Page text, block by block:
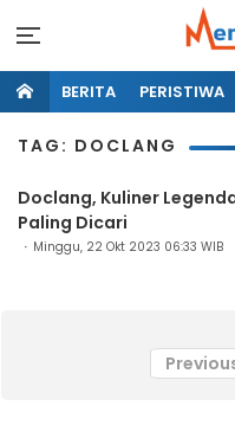
BERITA PERISTIWA
TAG: DOCLANG
Doclang, Kuliner
Paling Dicari
Minggu, 22 Okt 2023 06:33 WIB